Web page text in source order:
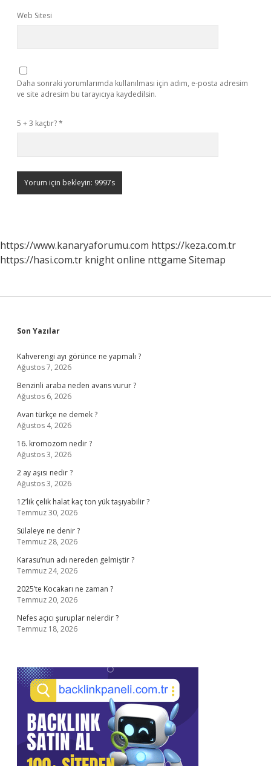
Web Sitesi
Daha sonraki yorumlarımda kullanılması için adım, e-posta adresim
ve site adresim bu tarayıcıya kaydedilsin.
5 + 3 kaçtır?*
https://www.kanaryaforumu.com https://keza.com.tr
https://hasi.com.tr knight online nttgame Sitemap
Sidebar
Son Yazılar
Kahverengi ayı görünce ne yapmalı ?
Ağustos 7, 2026
Benzinli araba neden avans vurur ?
Ağustos 6, 2026
Avan türkçe ne demek ?
Ağustos 4, 2026
16. kromozom nedir ?
Ağustos 3, 2026
2 ay aşısı nedir ?
Ağustos 3, 2026
12’lik çelik halat kaç ton yük taşıyabilir ?
Temmuz 30, 2026
Sülaleye ne denir ?
Temmuz 28, 2026
Karasu’nun adı nereden gelmiştir ?
Temmuz 24, 2026
2025’te Kocakarı ne zaman ?
Temmuz 20, 2026
Nefes açıcı şuruplar nelerdir ?
Temmuz 18, 2026